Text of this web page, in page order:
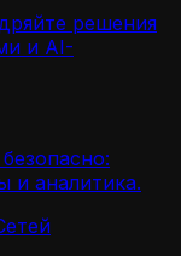
решения
и AI-
и аналитика.